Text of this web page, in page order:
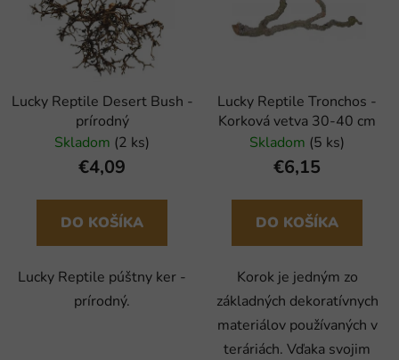
Lucky Reptile Desert Bush -
prírodný
Skladom (2 ks)
€4,09
DO KOŠÍKA
Lucky Reptile púštny ker -
prírodný.
Lucky Reptile Tronchos -
Korková vetva 30-40 cm
Skladom (5 ks)
€6,15
DO KOŠÍKA
Korok je jedným zo
základných dekoratívnych
materiálov používaných v
teráriách. Vďaka svojim